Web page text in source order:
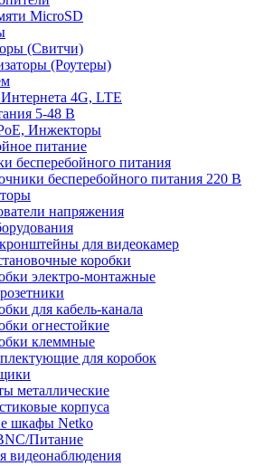
MicroSD
(Свитчи)
(Роутеры)
4G, LTE
5-48 В
Инжекторы
питание
бесперебойного питания
бесперебойного питания 220 В
напряжения
для видеокамер
коробки
электро-монтажные
для кабель-канала
огнестойкие
клеммные
для коробок
металлические
корпуса
шкафы Netko
Питание
видеонаблюдения